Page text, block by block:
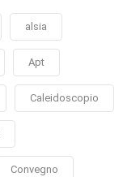
alsia
Apt
Caleidoscopio
Convegno